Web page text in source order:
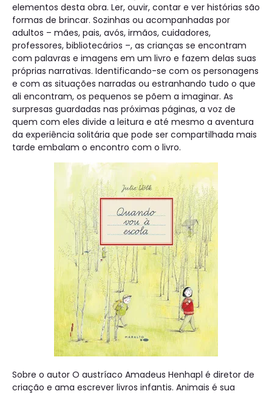
elementos desta obra. Ler, ouvir, contar e ver histórias são
formas de brincar. Sozinhas ou acompanhadas por
adultos – mães, pais, avós, irmãos, cuidadores,
professores, bibliotecários –, as crianças se encontram
com palavras e imagens em um livro e fazem delas suas
próprias narrativas. Identificando-se com os personagens
e com as situações narradas ou estranhando tudo o que
ali encontram, os pequenos se põem a imaginar. As
surpresas guardadas nas próximas páginas, a voz de
quem com eles divide a leitura e até mesmo a aventura
da experiência solitária que pode ser compartilhada mais
tarde embalam o encontro com o livro.
Sobre o autor O austríaco Amadeus Henhapl é diretor de
criação e ama escrever livros infantis. Animais é sua